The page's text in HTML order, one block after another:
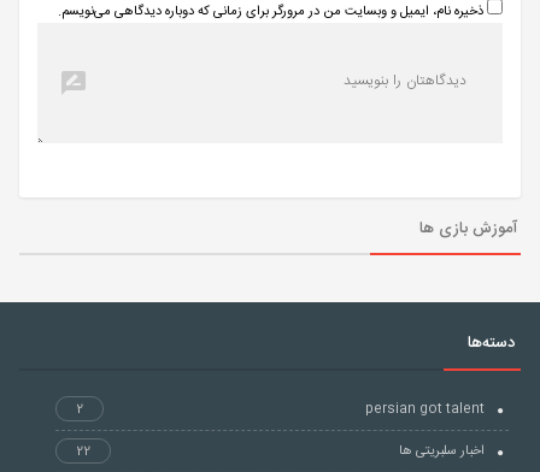
ذخیره نام، ایمیل و وبسایت من در مرورگر برای زمانی که دوباره دیدگاهی می‌نویسم.
آموزش بازی ها
دسته‌ها
persian got talent
2
اخبار سلبریتی ها
22